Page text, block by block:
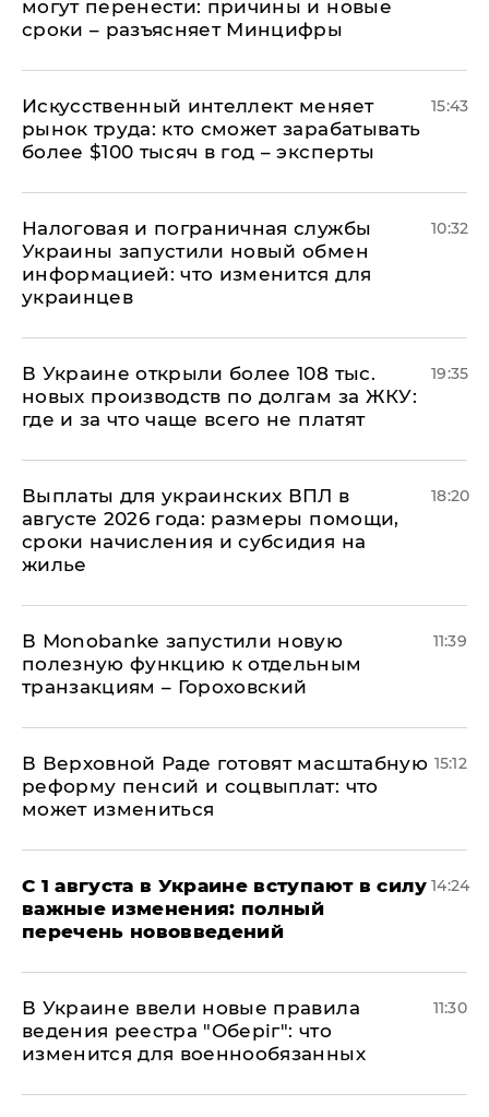
могут перенести: причины и новые
сроки – разъясняет Минцифры
Искусственный интеллект меняет
рынок труда: кто сможет зарабатывать
более $100 тысяч в год – эксперты
15:43
Налоговая и пограничная службы
Украины запустили новый обмен
информацией: что изменится для
украинцев
10:32
В Украине открыли более 108 тыс.
новых производств по долгам за ЖКУ:
где и за что чаще всего не платят
19:35
Выплаты для украинских ВПЛ в
августе 2026 года: размеры помощи,
сроки начисления и субсидия на
жилье
18:20
В Мonobankе запустили новую
полезную функцию к отдельным
транзакциям – Гороховский
11:39
В Верховной Раде готовят масштабную
реформу пенсий и соцвыплат: что
может измениться
15:12
С 1 августа в Украине вступают в силу
важные изменения: полный
перечень нововведений
14:24
В Украине ввели новые правила
ведения реестра "Оберіг": что
изменится для военнообязанных
11:30